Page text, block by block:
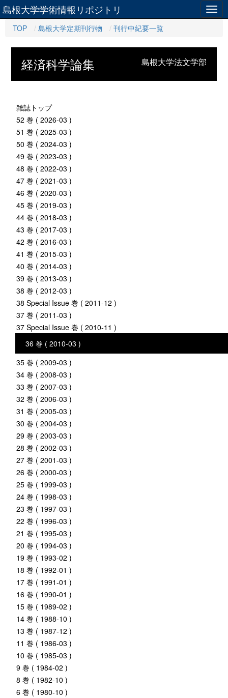
島根大学学術情報リポジトリ
TOP 島根大学定期刊行物 刊行中紀要一覧
島根大学法文学部
経済科学論集
雑誌トップ
52 巻 ( 2026-03 )
51 巻 ( 2025-03 )
50 巻 ( 2024-03 )
49 巻 ( 2023-03 )
48 巻 ( 2022-03 )
47 巻 ( 2021-03 )
46 巻 ( 2020-03 )
45 巻 ( 2019-03 )
44 巻 ( 2018-03 )
43 巻 ( 2017-03 )
42 巻 ( 2016-03 )
41 巻 ( 2015-03 )
40 巻 ( 2014-03 )
39 巻 ( 2013-03 )
38 巻 ( 2012-03 )
38 Special Issue 巻 ( 2011-12 )
37 巻 ( 2011-03 )
37 Special Issue 巻 ( 2010-11 )
36 巻 ( 2010-03 )
35 巻 ( 2009-03 )
34 巻 ( 2008-03 )
33 巻 ( 2007-03 )
32 巻 ( 2006-03 )
31 巻 ( 2005-03 )
30 巻 ( 2004-03 )
29 巻 ( 2003-03 )
28 巻 ( 2002-03 )
27 巻 ( 2001-03 )
26 巻 ( 2000-03 )
25 巻 ( 1999-03 )
24 巻 ( 1998-03 )
23 巻 ( 1997-03 )
22 巻 ( 1996-03 )
21 巻 ( 1995-03 )
20 巻 ( 1994-03 )
19 巻 ( 1993-02 )
18 巻 ( 1992-01 )
17 巻 ( 1991-01 )
16 巻 ( 1990-01 )
15 巻 ( 1989-02 )
14 巻 ( 1988-10 )
13 巻 ( 1987-12 )
11 巻 ( 1986-03 )
10 巻 ( 1985-03 )
9 巻 ( 1984-02 )
8 巻 ( 1982-10 )
6 巻 ( 1980-10 )